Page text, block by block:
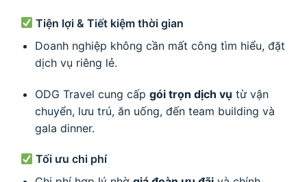
Tiện lợi & Tiết kiệm thời gian
Doanh nghiệp không cần mất công tìm hiểu, đặt
dịch vụ riêng lẻ.
ODG Travel cung cấp gói trọn dịch vụ từ vận
chuyển, lưu trú, ăn uống, đến team building và
gala dinner.
Tối ưu chi phí